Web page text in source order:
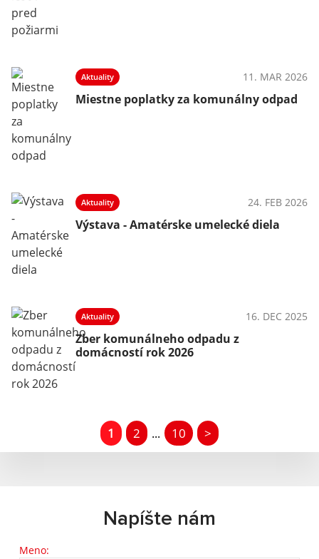
Aktuality 11. MAR 2026
Miestne poplatky za komunálny odpad
Aktuality 24. FEB 2026
Výstava - Amatérske umelecké diela
Aktuality 16. DEC 2025
Zber komunálneho odpadu z
domácností rok 2026
1 2 ... 10 >
Napíšte nám
Meno: